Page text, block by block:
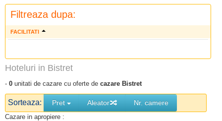
Filtreaza dupa:
FACILITATI
Hoteluri in Bistret
- 0 unitati de cazare cu oferte de cazare Bistret
Sorteaza: Pret Aleator Nr. camere
Cazare in apropiere :